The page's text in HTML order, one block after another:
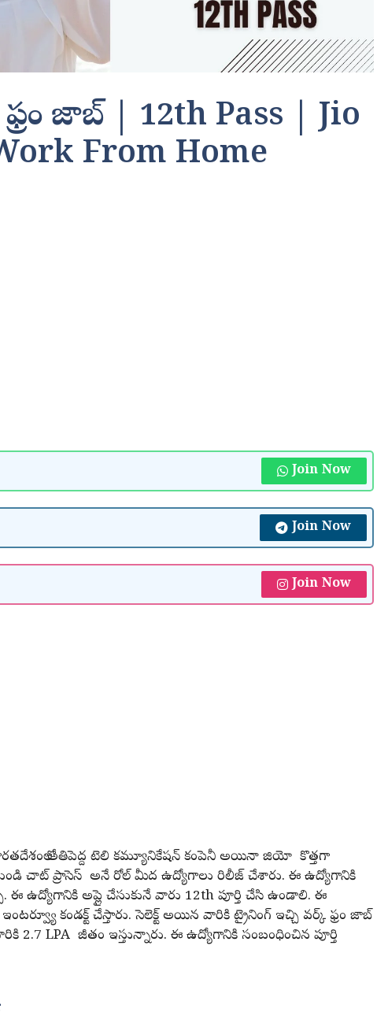
ఫ్రం జాబ్ | 12th Pass | Jio
From Home
Join Now
Join Now
Join Now
అతిపెద్ద టెలి కమ్యూనికేషన్ కంపెనీ అయినా జియో కొత్తగా
చాట్ ప్రాసెస్ అనే రోల్ మీద ఉద్యోగాలు రిలీజ్ చేశారు. ఈ ఉద్యోగానికి
ఈ ఉద్యోగానికి అప్లై చేసుకునే వారు 12th పూర్తి చేసి ఉండాలి. ఈ
కండక్ట్ చేస్తారు. సెలెక్ట్ అయిన వారికి ట్రైనింగ్ ఇచ్చి వర్క్ ఫ్రం జాబ్
2.7 LPA జీతం ఇస్తున్నారు. ఈ ఉద్యోగానికి సంబంధించిన పూర్తి